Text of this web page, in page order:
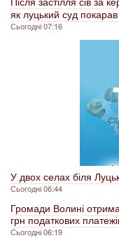
як луцький суд покарав
Сьогодні 07:16
У двох селах біля
Сьогодні 06:44
Громади Волині
грн податкових
Сьогодні 06:19